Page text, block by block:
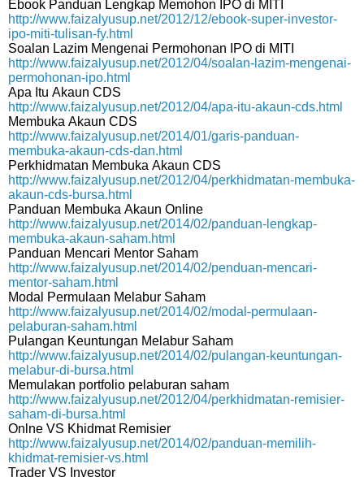
Ebook Panduan Lengkap Memohon IPO di MITI
http://www.faizalyusup.net/2012/12/ebook-super-investor-
ipo-miti-tulisan-fy.html
Soalan Lazim Mengenai Permohonan IPO di MITI
http://www.faizalyusup.net/2012/04/soalan-lazim-mengenai-
permohonan-ipo.html
Apa Itu Akaun CDS
http://www.faizalyusup.net/2012/04/apa-itu-akaun-cds.html
Membuka Akaun CDS
http://www.faizalyusup.net/2014/01/garis-panduan-
membuka-akaun-cds-dan.html
Perkhidmatan Membuka Akaun CDS
http://www.faizalyusup.net/2012/04/perkhidmatan-membuka-
akaun-cds-bursa.html
Panduan Membuka Akaun Online
http://www.faizalyusup.net/2014/02/panduan-lengkap-
membuka-akaun-saham.html
Panduan Mencari Mentor Saham
http://www.faizalyusup.net/2014/02/penduan-mencari-
mentor-saham.html
Modal Permulaan Melabur Saham
http://www.faizalyusup.net/2014/02/modal-permulaan-
pelaburan-saham.html
Pulangan Keuntungan Melabur Saham
http://www.faizalyusup.net/2014/02/pulangan-keuntungan-
melabur-di-bursa.html
Memulakan portfolio pelaburan saham
http://www.faizalyusup.net/2012/04/perkhidmatan-remisier-
saham-di-bursa.html
Onlne VS Khidmat Remisier
http://www.faizalyusup.net/2014/02/panduan-memilih-
khidmat-remisier-vs.html
Trader VS Investor